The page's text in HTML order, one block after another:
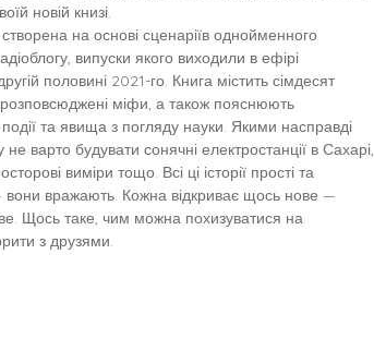
новій книзі.
створена на основі сценаріїв однойменного
випуски якого виходили в ефірі
половині 2021-го. Книга містить сімдесят
розповсюджені міфи, а також пояснюють
події та явища з погляду науки. Якими насправді
варто будувати сонячні електростанції в Сахарі,
виміри тощо. Всі ці історії прості та
вони вражають. Кожна відкриває щось нове —
Щось таке, чим можна похизуватися на
з друзями.